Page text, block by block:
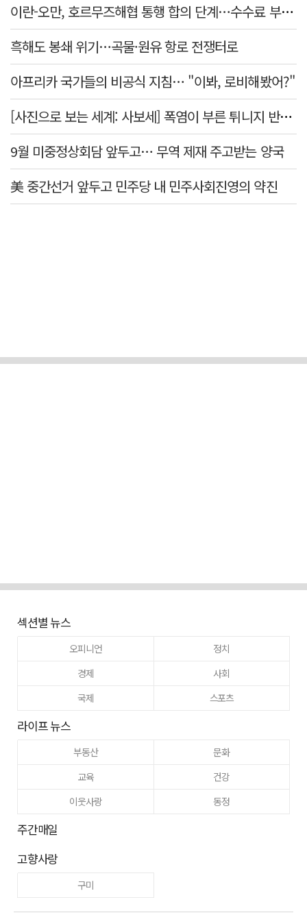
이란-오만, 호르무즈해협 통행 합의 단계…수수료 부과되나
흑해도 봉쇄 위기…곡물·원유 항로 전쟁터로
아프리카 국가들의 비공식 지침… "이봐, 로비해봤어?"
[사진으로 보는 세계: 사보세] 폭염이 부른 튀니지 반정부 시위
9월 미중정상회담 앞두고… 무역 제재 주고받는 양국
美 중간선거 앞두고 민주당 내 민주사회진영의 약진
섹션별 뉴스
오피니언
정치
경제
사회
국제
스포츠
라이프 뉴스
부동산
문화
교육
건강
이웃사랑
동정
주간매일
고향사랑
구미